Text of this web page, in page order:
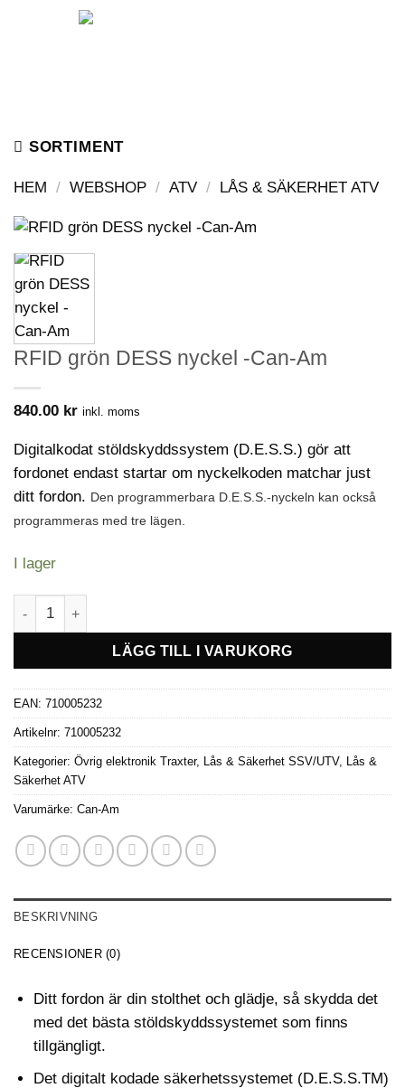
SORTIMENT
HEM / WEBSHOP / ATV / LÅS & SÄKERHET ATV
RFID grön DESS nyckel -Can-Am
840.00 kr inkl. moms
Digitalkodat stöldskyddssystem (D.E.S.S.) gör att
fordonet endast startar om nyckelkoden matchar just
ditt fordon. Den programmerbara D.E.S.S.-nyckeln kan också
programmeras med tre lägen.
I lager
RFID grön DESS nyckel -Can-Am mängd
LÄGG TILL I VARUKORG
EAN: 710005232
Artikelnr: 710005232
Kategorier: Övrig elektronik Traxter, Lås & Säkerhet SSV/UTV,
Lås &
Säkerhet ATV
Varumärke: Can-Am
BESKRIVNING
RECENSIONER (0)
Ditt fordon är din stolthet och glädje, så skydda det
med det bästa stöldskyddssystemet som finns
tillgängligt.
Det digitalt kodade säkerhetssystemet (D.E.S.S.TM)